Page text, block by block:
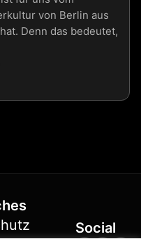
von Berlin aus
Denn das bedeutet,
Social